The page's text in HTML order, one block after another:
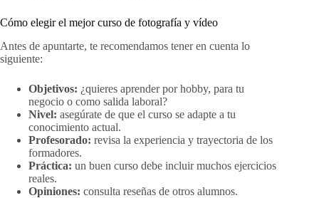
Cómo elegir el mejor curso de fotografía y vídeo
Antes de apuntarte, te recomendamos tener en cuenta lo
siguiente:
Objetivos: ¿quieres aprender por hobby, para tu
negocio o como salida laboral?
Nivel: asegúrate de que el curso se adapte a tu
conocimiento actual.
Profesorado: revisa la experiencia y trayectoria de los
formadores.
Práctica: un buen curso debe incluir muchos ejercicios
reales.
Opiniones: consulta reseñas de otros alumnos.